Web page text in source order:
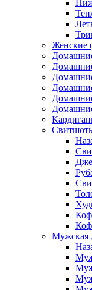
Женские
Мужская